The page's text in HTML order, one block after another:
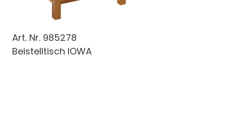
Art. Nr. 985278
Beistelltisch IOWA